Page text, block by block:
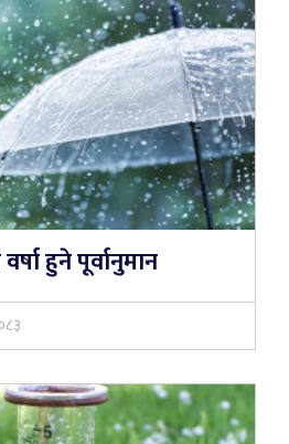
हुने पूर्वानुमान